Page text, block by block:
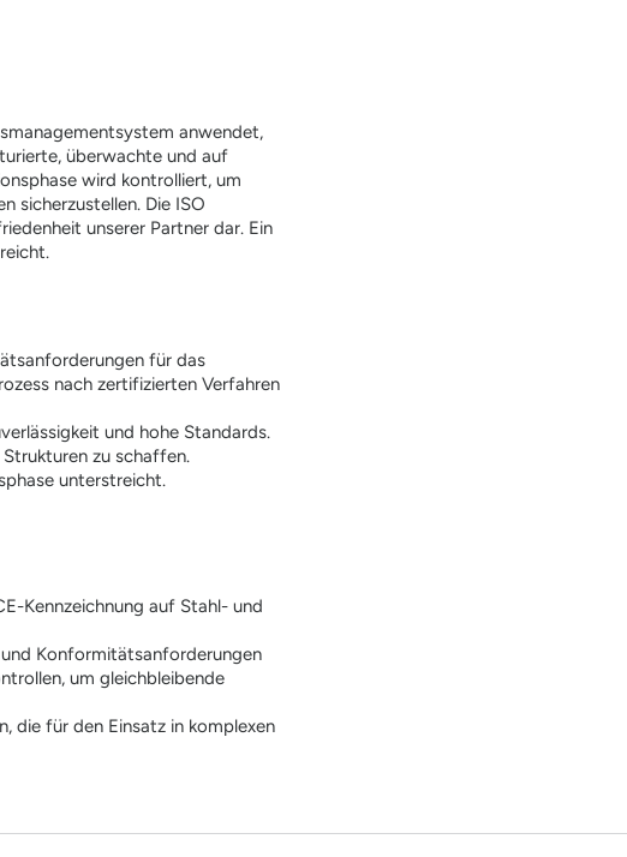
anwendet,
überwachte und auf
wird kontrolliert, um
sicherzustellen. Die ISO
unserer Partner dar. Ein
für das
nach zertifizierten Verfahren
und hohe Standards.
zu schaffen.
unterstreicht.
Kennzeichnung auf Stahl- und
Konformitätsanforderungen
um gleichbleibende
die für den Einsatz in komplexen